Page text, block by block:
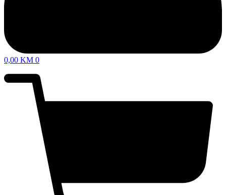
0,00 KM 0